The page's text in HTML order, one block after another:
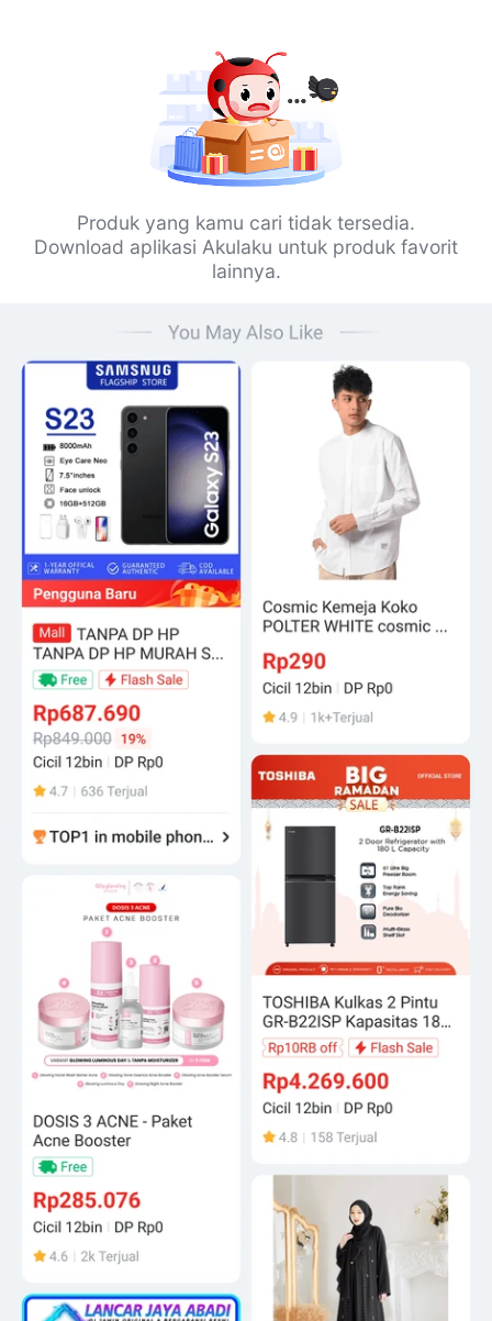
Produk yang kamu cari tidak tersedia.
Download aplikasi Akulaku untuk produk favorit
lainnya.